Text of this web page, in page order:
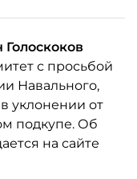
с просьбой
Навального,
уклонении от
подкупе. Об
на сайте